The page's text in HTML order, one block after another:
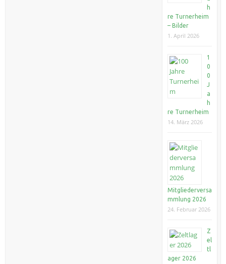
h
re Turnerheim
– Bilder
1. April 2026
1
0
0
J
a
h
re Turnerheim
14. März 2026
Mitgliederversa
mmlung 2026
24. Februar 2026
Z
el
tl
ager 2026